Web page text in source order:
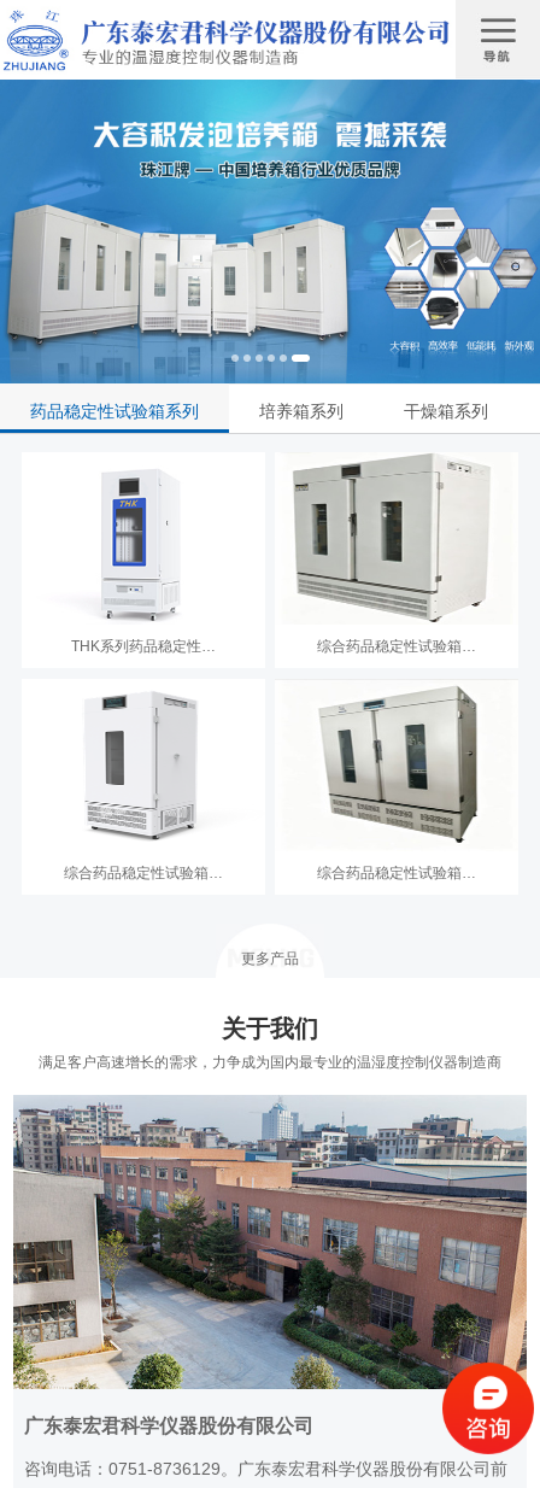
药品稳定性试验箱系列 培养箱系列 干燥箱系列
THK系列药品稳定性… 综合药品稳定性试验箱…
综合药品稳定性试验箱… 综合药品稳定性试验箱…
更多产品
关于我们
满足客户高速增长的需求，力争成为国内最专业的温湿度控制仪器制造商
广东泰宏君科学仪器股份有限公司
咨询电话：0751-8736129。广东泰宏君科学仪器股份有限公司前